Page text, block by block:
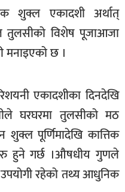
शुक्ल एकादशी अर्थात्
तुलसीको विशेष पूजाआजा
मनाइएको छ ।
एकादशीका दिनदेखि
घरघरमा तुलसीको मठ
पूर्णिमादेखि कात्तिक
हुने गर्छ ।औषधीय गुणले
रहेको तथ्य आधुनिक